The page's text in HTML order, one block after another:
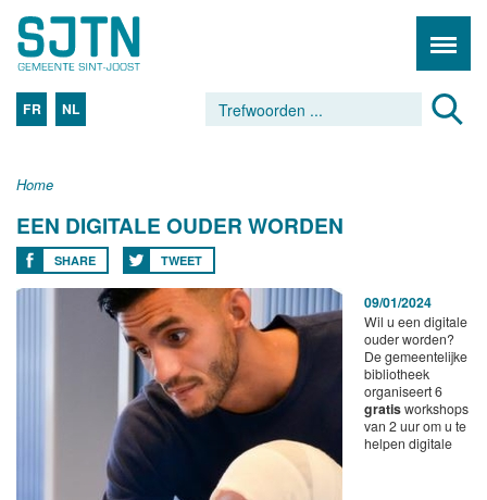
FR NL
Home
EEN DIGITALE OUDER WORDEN
SHARE TWEET
09/01/2024
Wil u een digitale
ouder worden?
De gemeentelijke
bibliotheek
organiseert 6
gratisworkshops
van 2 uur om u te
helpen digitale